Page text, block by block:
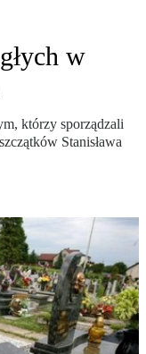
w
którzy sporządzali
Stanisława